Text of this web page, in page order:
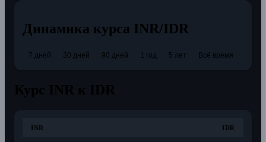
Динамика курса INR/IDR
7 дней 30 дней 90 дней 1 год 5 лет Всё время
INR IDR